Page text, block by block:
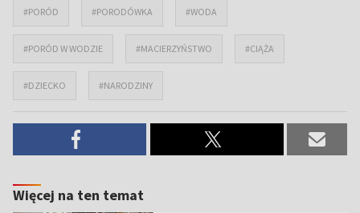
#PORÓD #PORODÓWKA #WODA
#PORÓD W WODZIE #MACIERZYŃSTWO #CIĄŻA
#DZIECKO #NARODZINY
Więcej na ten temat